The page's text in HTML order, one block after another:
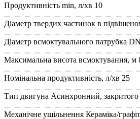
Продуктивність min, л/хв 10
Діаметр твердих частинок в
Діаметр всмоктувального патрубка
Максимальна висота всмоктування, м
Номінальна продуктивність, л/хв 25
Тип двигуна Асинхронний, закритого
Механічне ущільнення Кераміка/графіт